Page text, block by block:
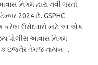
નિગમ દ્વારા નવી ભરતી
2024 છે. GSPHC
કરેલા ઉમેદવારો માટે આ એક
પોલીસ આવાસ નિગમ
ઇજનેર તેમજ નાયબ…